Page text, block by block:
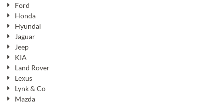
Ford
Honda
Hyundai
Jaguar
Jeep
KIA
Land Rover
Lexus
Lynk & Co
Mazda